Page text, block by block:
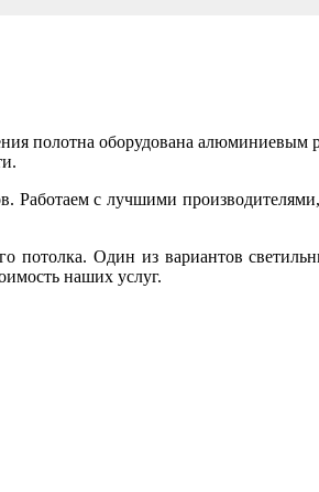
полотна оборудована
с лучшими
потолка. Один из вариантов
наших услуг.